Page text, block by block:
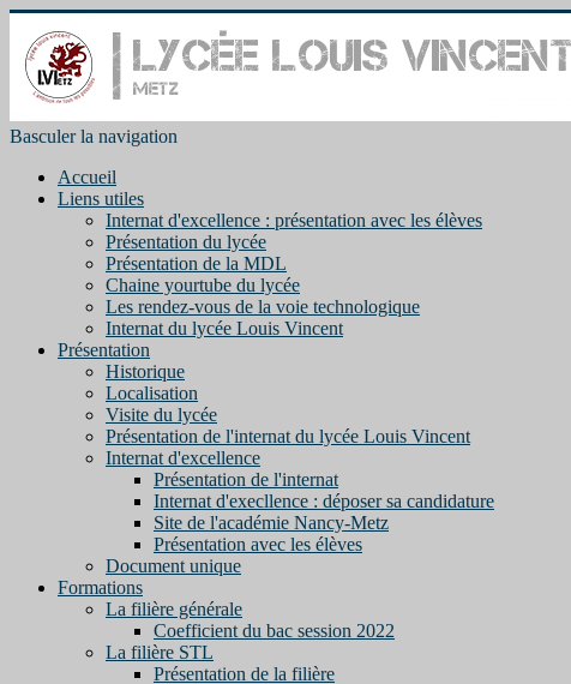
Basculer la navigation
Accueil
Liens utiles
Internat d'excellence : présentation avec les élèves
Présentation du lycée
Présentation de la MDL
Chaine yourtube du lycée
Les rendez-vous de la voie technologique
Internat du lycée Louis Vincent
Présentation
Historique
Localisation
Visite du lycée
Présentation de l'internat du lycée Louis Vincent
Internat d'excellence
Présentation de l'internat
Internat d'execllence : déposer sa candidature
Site de l'académie Nancy-Metz
Présentation avec les élèves
Document unique
Formations
La filière générale
Coefficient du bac session 2022
La filière STL
Présentation de la filière